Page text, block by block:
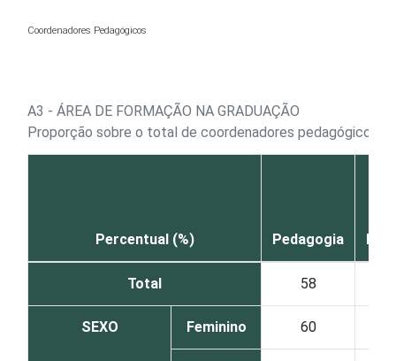
Coordenadores Pedagógicos
A3 - ÁREA DE FORMAÇÃO NA GRADUAÇÃO
Proporção sobre o total de coordenadores pedagógicos
Percentual (%) Pedagogia
Total 58
SEXO Feminino 60